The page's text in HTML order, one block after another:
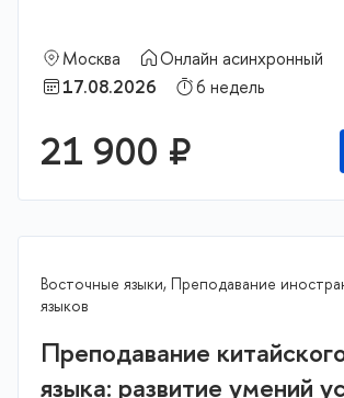
Москва
Онлайн асинхронный
17.08.2026
6 недель
21 900 ₽
Восточные языки, Преподавание
языков
Преподавание
языка: развитие умений